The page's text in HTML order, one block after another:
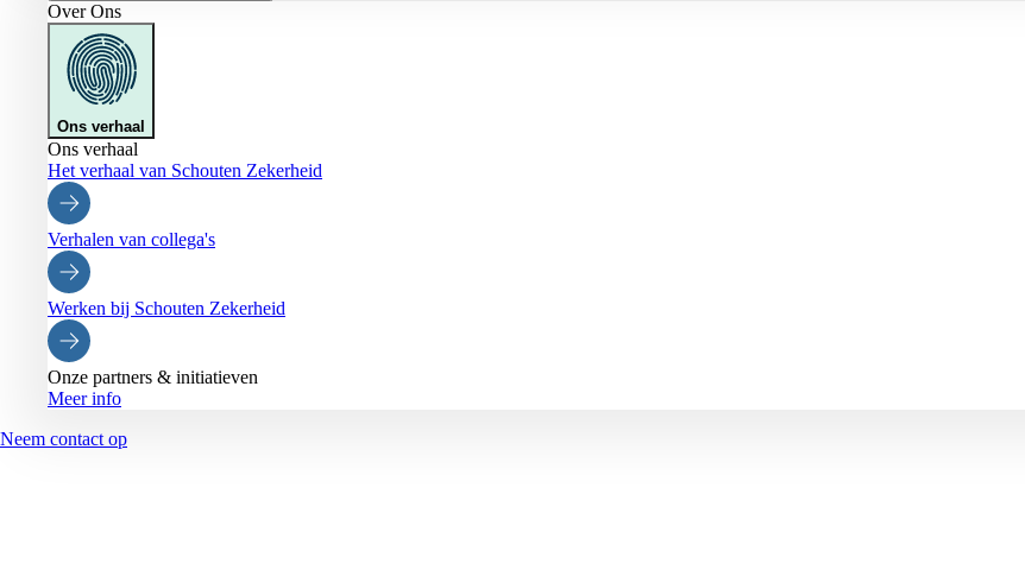
Over Ons
Ons verhaal
Ons verhaal
Het verhaal van Schouten Zekerheid
Verhalen van collega's
Werken bij Schouten Zekerheid
Onze partners & initiatieven
Meer info
Neem contact op